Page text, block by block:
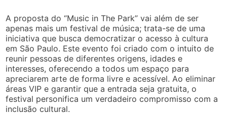
A proposta do “Music in The Park” vai além de ser
apenas mais um festival de música; trata-se de uma
iniciativa que busca democratizar o acesso à cultura
em São Paulo. Este evento foi criado com o intuito de
reunir pessoas de diferentes origens, idades e
interesses, oferecendo a todos um espaço para
apreciarem arte de forma livre e acessível. Ao eliminar
áreas VIP e garantir que a entrada seja gratuita, o
festival personifica um verdadeiro compromisso com a
inclusão cultural.